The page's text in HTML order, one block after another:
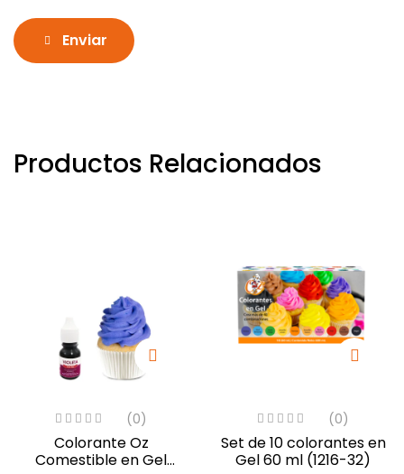
Enviar
Productos Relacionados
(0)
Colorante Oz
Comestible en Gel
(0)
Set de 10 colorantes en
Gel 60 ml (1216-32)